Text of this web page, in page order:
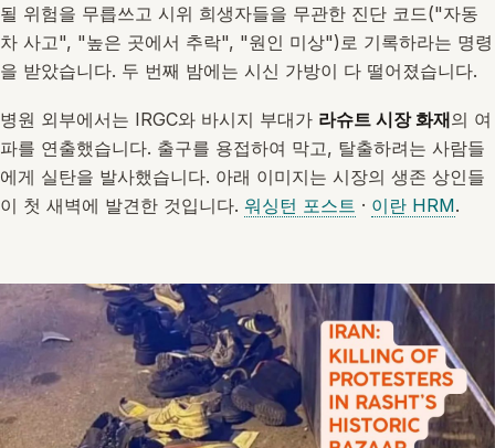
될 위험을 무릅쓰고 시위 희생자들을 무관한 진단 코드("자동
차 사고", "높은 곳에서 추락", "원인 미상")로 기록하라는 명령
을 받았습니다. 두 번째 밤에는 시신 가방이 다 떨어졌습니다.
병원 외부에서는 IRGC와 바시지 부대가 라슈트 시장 화재의 여
파를 연출했습니다. 출구를 용접하여 막고, 탈출하려는 사람들
에게 실탄을 발사했습니다. 아래 이미지는 시장의 생존 상인들
이 첫 새벽에 발견한 것입니다. 워싱턴 포스트 · 이란 HRM.